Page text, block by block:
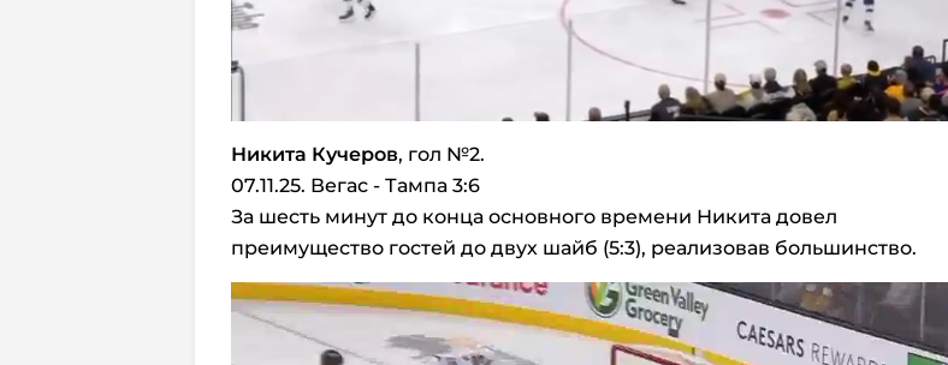
Никита Кучеров, гол №2.
07.11.25. Вегас - Тампа 3:6
За шесть минут до конца основного времени Никита довел
преимущество гостей до двух шайб (5:3), реализовав большинство.